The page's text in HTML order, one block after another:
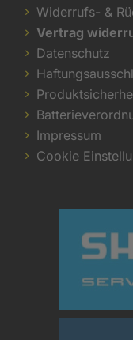
Widerrufs- &
Vertrag
Datenschutz
Impressum
Cookie